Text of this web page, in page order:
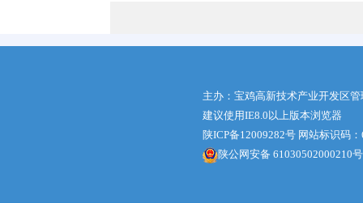
主办：宝鸡高新技术产业开发区
建议使用IE8.0以上版本浏览器
陕ICP备12009282号 网站标识码
陕公网安备 61030502000210号